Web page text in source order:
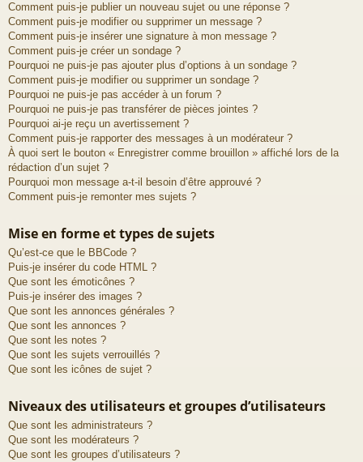
Comment puis-je publier un nouveau sujet ou une réponse ?
Comment puis-je modifier ou supprimer un message ?
Comment puis-je insérer une signature à mon message ?
Comment puis-je créer un sondage ?
Pourquoi ne puis-je pas ajouter plus d’options à un sondage ?
Comment puis-je modifier ou supprimer un sondage ?
Pourquoi ne puis-je pas accéder à un forum ?
Pourquoi ne puis-je pas transférer de pièces jointes ?
Pourquoi ai-je reçu un avertissement ?
Comment puis-je rapporter des messages à un modérateur ?
À quoi sert le bouton « Enregistrer comme brouillon » affiché lors de la
rédaction d’un sujet ?
Pourquoi mon message a-t-il besoin d’être approuvé ?
Comment puis-je remonter mes sujets ?
Mise en forme et types de sujets
Qu’est-ce que le BBCode ?
Puis-je insérer du code HTML ?
Que sont les émoticônes ?
Puis-je insérer des images ?
Que sont les annonces générales ?
Que sont les annonces ?
Que sont les notes ?
Que sont les sujets verrouillés ?
Que sont les icônes de sujet ?
Niveaux des utilisateurs et groupes d’utilisateurs
Que sont les administrateurs ?
Que sont les modérateurs ?
Que sont les groupes d’utilisateurs ?